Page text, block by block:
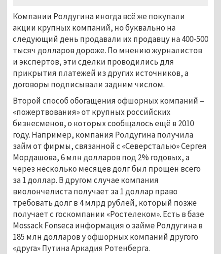
Компании Ролдугина иногда всё же покупали
акции крупных компаний, но буквально на
следующий день продавали их продавцу на 400-500
тысяч долларов дороже. По мнению журналистов
и экспертов, эти сделки проводились для
прикрытия платежей из других источников, а
договоры подписывали задним числом.
Второй способ обогащения офшорных компаний –
«пожертвования» от крупных российских
бизнесменов, о которых сообщалось ещё в 2010
году. Например, компания Ролдугина получила
займ от фирмы, связанной с «Северсталью» Сергея
Мордашова, 6 млн долларов под 2% годовых, а
через несколько месяцев долг был прощён всего
за 1 доллар. В другом случае компания
виолончелиста получает за 1 доллар право
требовать долг в 4 млрд рублей, который позже
получает с госкомпании «Ростелеком». Есть в базе
Mossack Fonseca информация о займе Ролдугина в
185 млн долларов у офшорных компаний другого
«друга» Путина Аркадия Ротенберга.